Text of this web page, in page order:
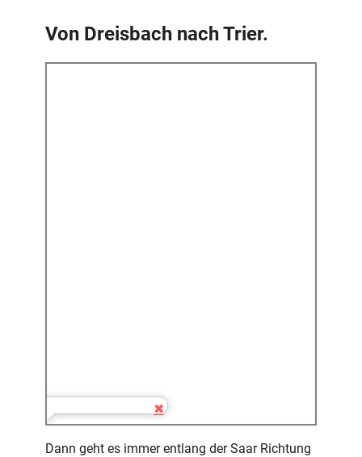
Von Dreisbach nach Trier.
Dann geht es immer entlang der Saar Richtung